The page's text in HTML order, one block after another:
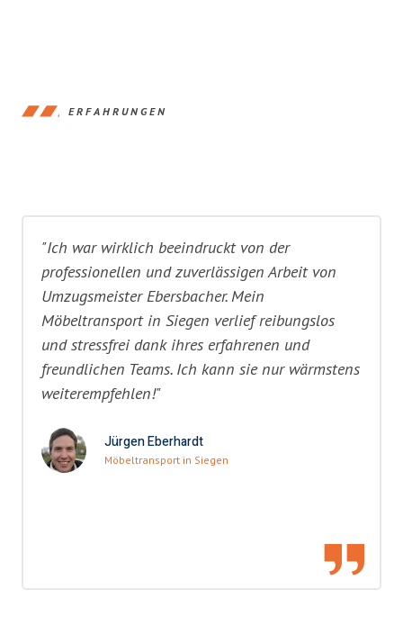
ERFAHRUNGEN
"Ich war wirklich beeindruckt von der
professionellen und zuverlässigen Arbeit von
Umzugsmeister Ebersbacher. Mein
Möbeltransport in Siegen verlief reibungslos
und stressfrei dank ihres erfahrenen und
freundlichen Teams. Ich kann sie nur wärmstens
weiterempfehlen!"
Jürgen Eberhardt
Möbeltransport in Siegen